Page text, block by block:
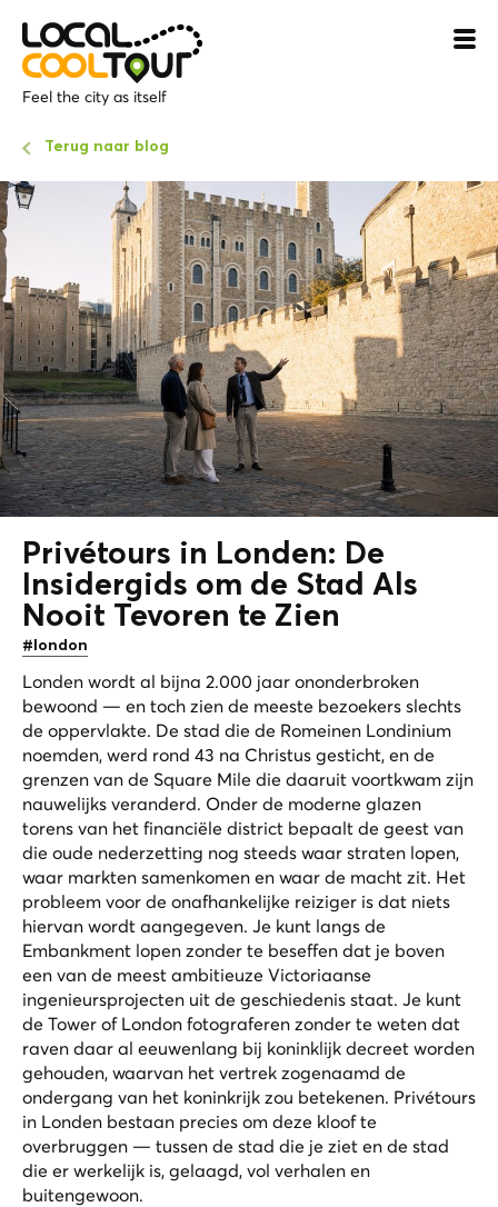
Feel the city as itself
Terug naar blog
Privétours in Londen: De
Insidergids om de Stad Als
Nooit Tevoren te Zien
#london
Londen wordt al bijna 2.000 jaar ononderbroken
bewoond — en toch zien de meeste bezoekers slechts
de oppervlakte. De stad die de Romeinen Londinium
noemden, werd rond 43 na Christus gesticht, en de
grenzen van de Square Mile die daaruit voortkwam zijn
nauwelijks veranderd. Onder de moderne glazen
torens van het financiële district bepaalt de geest van
die oude nederzetting nog steeds waar straten lopen,
waar markten samenkomen en waar de macht zit. Het
probleem voor de onafhankelijke reiziger is dat niets
hiervan wordt aangegeven. Je kunt langs de
Embankment lopen zonder te beseffen dat je boven
een van de meest ambitieuze Victoriaanse
ingenieursprojecten uit de geschiedenis staat. Je kunt
de Tower of London fotograferen zonder te weten dat
raven daar al eeuwenlang bij koninklijk decreet worden
gehouden, waarvan het vertrek zogenaamd de
ondergang van het koninkrijk zou betekenen. Privétours
in Londen bestaan precies om deze kloof te
overbruggen — tussen de stad die je ziet en de stad
die er werkelijk is, gelaagd, vol verhalen en
buitengewoon.